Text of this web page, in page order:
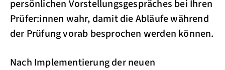
persönlichen Vorstellungsgespräches bei Ihren
Prüfer:innen wahr, damit die Abläufe während
der Prüfung vorab besprochen werden können.
Nach Implementierung der neuen